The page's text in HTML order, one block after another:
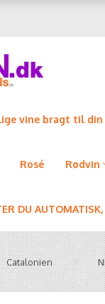
vine bragt til
Rosé Rødvin
DU
Catalonien